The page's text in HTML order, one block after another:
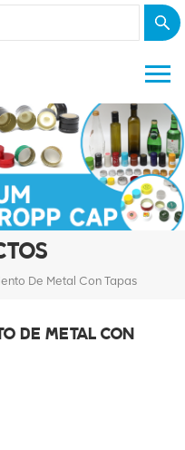
De Metal Con Tapas
DE METAL CON